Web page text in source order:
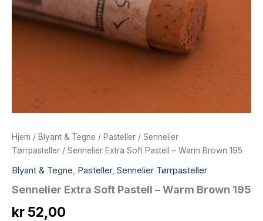
Hjem / Blyant & Tegne / Pasteller / Sennelier
Tørrpasteller / Sennelier Extra Soft Pastell – Warm Brown 195
Blyant & Tegne, Pasteller, Sennelier Tørrpasteller
Sennelier Extra Soft Pastell – Warm Brown 195
kr 52,00